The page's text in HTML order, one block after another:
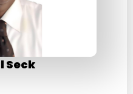
Seck